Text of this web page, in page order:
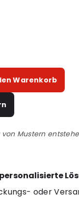
Warenkorb
Mustern
oder